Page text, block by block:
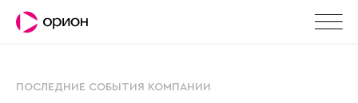
ПОСЛЕДНИЕ СОБЫТИЯ КОМПАНИИ